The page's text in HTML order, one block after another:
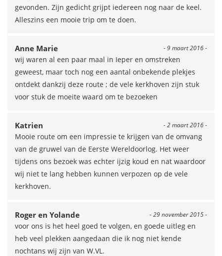
gevonden. Zijn gedicht grijpt iedereen nog naar de keel.
Alleszins een mooie trip om te doen.
- 9 maart 2016 -
Anne Marie
wij waren al een paar maal in Ieper en omstreken
geweest, maar toch nog een aantal onbekende plekjes
ontdekt dankzij deze route ; de vele kerkhoven zijn stuk
voor stuk de moeite waard om te bezoeken
- 2 maart 2016 -
Katrien
Mooie route om een impressie te krijgen van de omvang
van de gruwel van de Eerste Wereldoorlog. Het weer
tijdens ons bezoek was echter ijzig koud en nat waardoor
wij niet te lang hebben kunnen verpozen op de vele
kerkhoven.
- 29 november 2015 -
Roger en Yolande
voor ons is het heel goed te volgen, en goede uitleg en
heb veel plekken aangedaan die ik nog niet kende
nochtans wij zijn van W.VL.